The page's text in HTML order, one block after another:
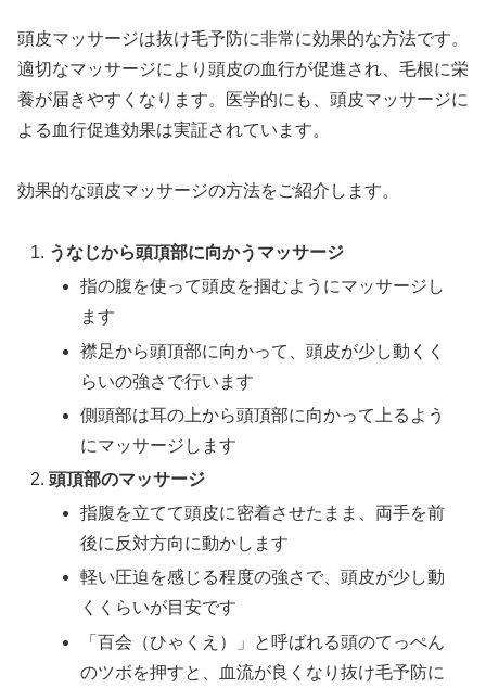
頭皮マッサージは抜け毛予防に非常に効果的な方法です。
適切なマッサージにより頭皮の血行が促進され、毛根に栄
養が届きやすくなります。医学的にも、頭皮マッサージに
よる血行促進効果は実証されています。
効果的な頭皮マッサージの方法をご紹介します。
うなじから頭頂部に向かうマッサージ
指の腹を使って頭皮を掴むようにマッサージし
ます
襟足から頭頂部に向かって、頭皮が少し動くく
らいの強さで行います
側頭部は耳の上から頭頂部に向かって上るよう
にマッサージします
頭頂部のマッサージ
指腹を立てて頭皮に密着させたまま、両手を前
後に反対方向に動かします
軽い圧迫を感じる程度の強さで、頭皮が少し動
くくらいが目安です
「百会（ひゃくえ）」と呼ばれる頭のてっぺん
のツボを押すと、血流が良くなり抜け毛予防に